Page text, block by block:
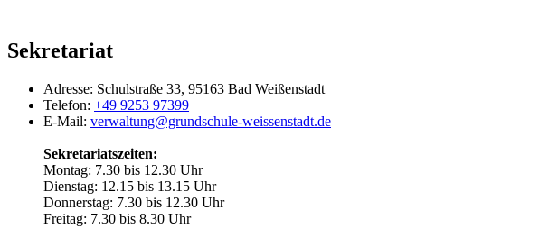
Sekretariat
Adresse: Schulstraße 33, 95163 Bad Weißenstadt
Telefon: +49 9253 97399
E-Mail: verwaltung@grundschule-weissenstadt.de
Sekretariatszeiten:
Montag: 7.30 bis 12.30 Uhr
Dienstag: 12.15 bis 13.15 Uhr
Donnerstag: 7.30 bis 12.30 Uhr
Freitag: 7.30 bis 8.30 Uhr